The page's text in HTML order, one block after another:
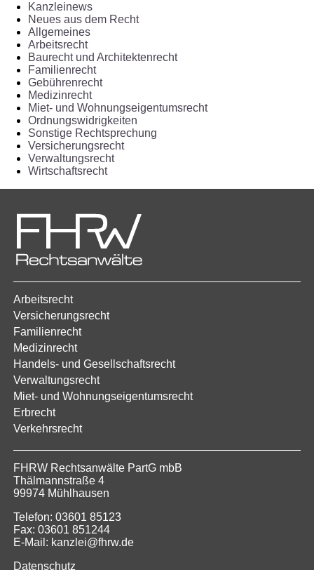
Kanzleinews
Neues aus dem Recht
Allgemeines
Arbeitsrecht
Baurecht und Architektenrecht
Familienrecht
Gebührenrecht
Medizinrecht
Miet- und Wohnungseigentumsrecht
Ordnungswidrigkeiten
Sonstige Rechtsprechung
Versicherungsrecht
Verwaltungsrecht
Wirtschaftsrecht
Arbeitsrecht
Versicherungsrecht
Familienrecht
Medizinrecht
Handels- und Gesellschaftsrecht
Verwaltungsrecht
Miet- und Wohnungseigentumsrecht
Erbrecht
Verkehrsrecht
FHRW Rechtsanwälte PartG mbB
Thälmannstraße 4
99974 Mühlhausen
Telefon: 03601 85123
Fax: 03601 851244
E-Mail: kanzlei@fhrw.de
Datenschutz